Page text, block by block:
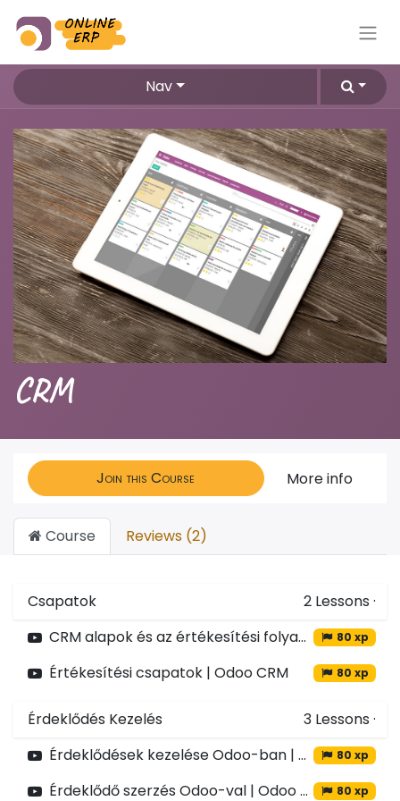
Nav
CRM
Join this Course More info
Course Reviews (2)
Csapatok 2 Lessons ·
CRM alapok és az értékesítési folyamat | Odoo CRM
80 xp
Értékesítési csapatok | Odoo CRM 80 xp
Érdeklődés Kezelés 3 Lessons ·
Érdeklődések kezelése Odoo-ban | Odoo CRM
80 xp
Érdeklődő szerzés Odoo-val | Odoo CRM 80 xp